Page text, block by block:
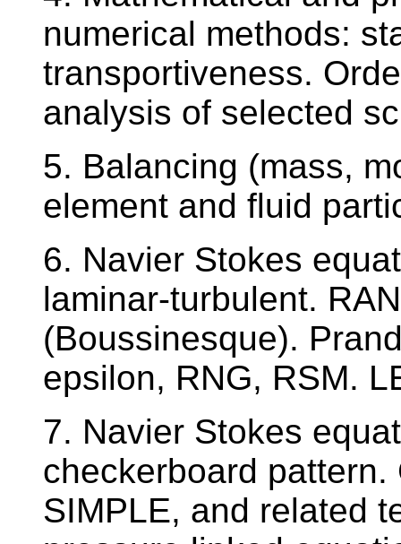
numerical methods:
transportiveness.
analysis of selected
5. Balancing (mass,
element and fluid
6. Navier Stokes
laminar-turbulent.
(Boussinesque).
epsilon, RNG, RSM.
7. Navier Stokes
checkerboard
SIMPLE, and related